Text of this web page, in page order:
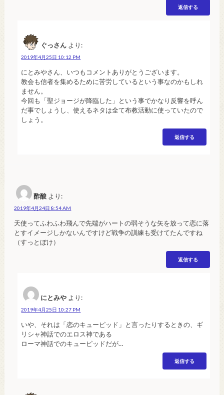
返信する
ぐっさん より:
2019年4月25日 10:12 PM
にとみやさん、いつもコメントありがとうございます。
教会も信者を集めるために苦労しているという事なのかもしれ
ません。
今回も「聖ジョージが降臨した」という事でかなり反響を呼ん
だ事でしょうし、使えるネタは全て布教活動に使っていたので
しょう。
返信する
酢酸 より:
2019年4月24日 8:54 AM
天使ってふわふわ飛んで先端がハートの弱そうな矢を放って恋に落
とすイメージしかないんですけど戦争の訓練も受けてたんですね
（すっとぼけ）
返信する
にとみや より:
2019年4月25日 10:27 PM
いや、それは「恋のキューピッド」と言ったりするときの、ギ
リシャ神話でのエロス神である
ローマ神話でのキューピッドだが…
返信する